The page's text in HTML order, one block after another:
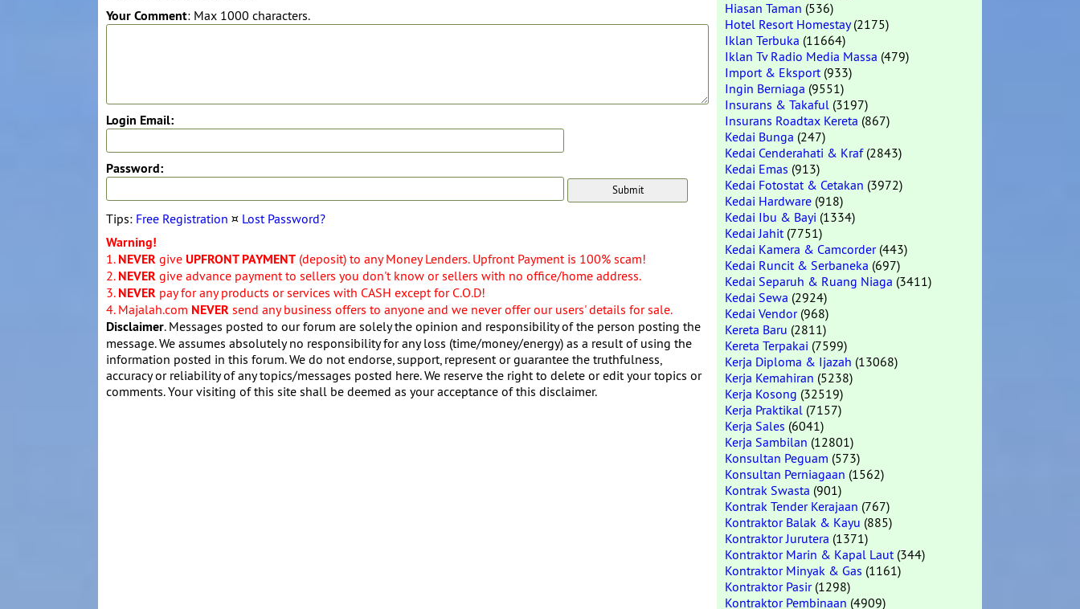
Your Comment: Max 1000 characters.
Login Email:
Password:
Tips: Free Registration ¤ Lost Password?
Warning!
1. NEVER give UPFRONT PAYMENT (deposit) to any Money Lenders. Upfront Payment is 100% scam!
2. NEVER give advance payment to sellers you don't know or sellers with no office/home address.
3. NEVER pay for any products or services with CASH except for C.O.D!
4. Majalah.com NEVER send any business offers to anyone and we never offer our users' details for sale.
Disclaimer. Messages posted to our forum are solely the opinion and responsibility of the person posting the
message. We assumes absolutely no responsibility for any loss (time/money/energy) as a result of using the
information posted in this forum. We do not endorse, support, represent or guarantee the truthfulness,
accuracy or reliability of any topics/messages posted here. We reserve the right to delete or edit your topics or
comments. Your visiting of this site shall be deemed as your acceptance of this disclaimer.
Hiasan Taman (536)
Hotel Resort Homestay(2175)
Iklan Terbuka (11664)
Iklan Tv Radio Media Massa (479)
Import & Eksport(933)
Ingin Berniaga (9551)
Insurans & Takaful (3197)
Insurans Roadtax Kereta (867)
Kedai Bunga (247)
Kedai Cenderahati & Kraf(2843)
Kedai Emas (913)
Kedai Fotostat & Cetakan (3972)
Kedai Hardware (918)
Kedai Ibu & Bayi (1334)
Kedai Jahit(7751)
Kedai Kamera & Camcorder(443)
Kedai Runcit & Serbaneka (697)
Kedai Separuh & Ruang Niaga (3411)
Kedai Sewa (2924)
Kedai Vendor(968)
Kereta Baru (2811)
Kereta Terpakai (7599)
Kerja Diploma & Ijazah (13068)
Kerja Kemahiran (5238)
Kerja Kosong (32519)
Kerja Praktikal (7157)
Kerja Sales (6041)
Kerja Sambilan (12801)
Konsultan Peguam (573)
Konsultan Perniagaan (1562)
Kontrak Swasta (901)
Kontrak Tender Kerajaan (767)
Kontraktor Balak & Kayu (885)
Kontraktor Jurutera (1371)
Kontraktor Marin & Kapal Laut(344)
Kontraktor Minyak & Gas (1161)
Kontraktor Pasir(1298)
Kontraktor Pembinaan (4909)